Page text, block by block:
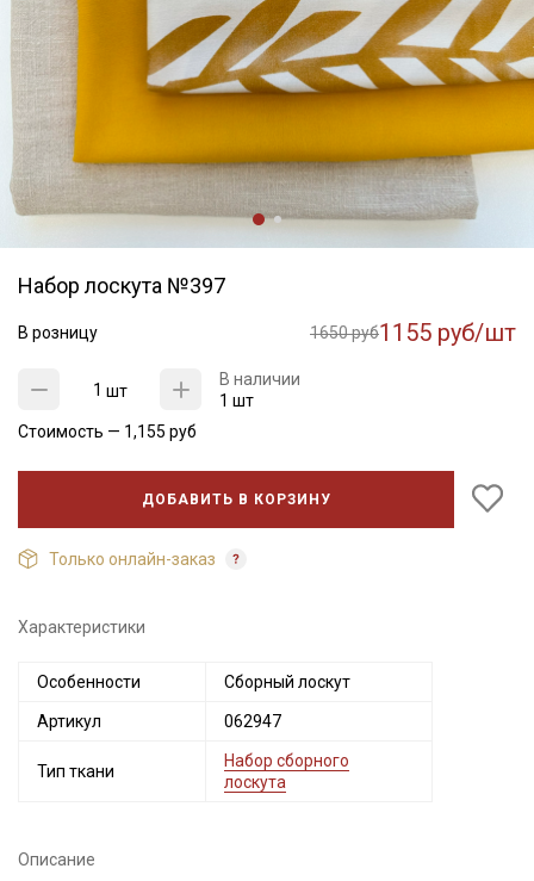
Набор лоскута №397
В розницу 1650 руб1155 руб/шт
шт
В наличии
1 шт
Стоимость — 1,155 руб
ДОБАВИТЬ В КОРЗИНУ
Только онлайн-заказ
Характеристики
Особенности Сборный лоскут
Артикул 062947
Тип ткани
Набор сборного
лоскута
Описание
промокоды и скидки до 30% на узкие
категории тканей